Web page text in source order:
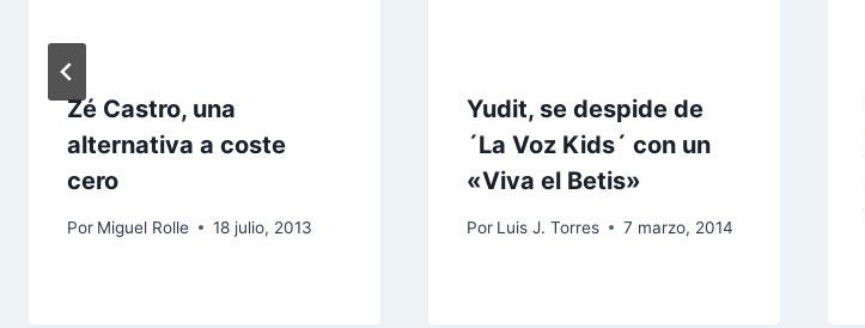
Zé Castro, una
alternativa a coste
cero
Por Miguel Rolle 18 julio, 2013
Yudit, se despide de
´La Voz Kids´ con un
«Viva el Betis»
Por Luis J. Torres 7 marzo, 2014